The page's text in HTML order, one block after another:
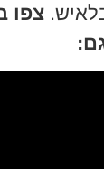
צפו